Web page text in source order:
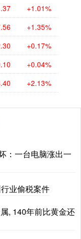
+1.01%
+1.35%
+0.17%
+0.04%
+2.13%
：一台电脑涨出一
业偷税案件
, 140年前比黄金还